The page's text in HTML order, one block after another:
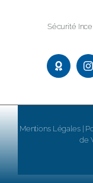
Sécurité
Mentions Légales|
de